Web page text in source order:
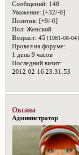
Сообщений: 148
Уважение: [+32/-0]
Позитив: [+9/-0]
Пол: Женский
Возраст: 45 [1981-08-04]
Провел на форуме:
1 день 9 часов
Последний визит:
2012-02-16 23:31:53
Оксана
Администратор